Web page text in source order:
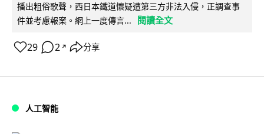
播出粗俗歌聲，西日本鐵道懷疑遭第三方非法入侵，正調查事
件並考慮報案。網上一度傳言...
閱讀全文
29 2 ↗ 分享
人工智能